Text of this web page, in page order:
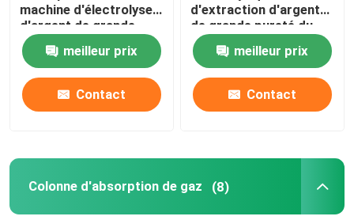
machine d'électrolyse
d'argent de grande
pureté
meilleur prix
Contact
d'extraction d'argent
de grande pureté du
système 99,99% de
récupérationmeilleur prix
Contact
Colonne d'absorption de gaz (8)